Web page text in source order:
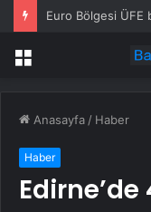
Euro Bölgesi ÜFE
Menü
Anasayfa / Haber
Haber